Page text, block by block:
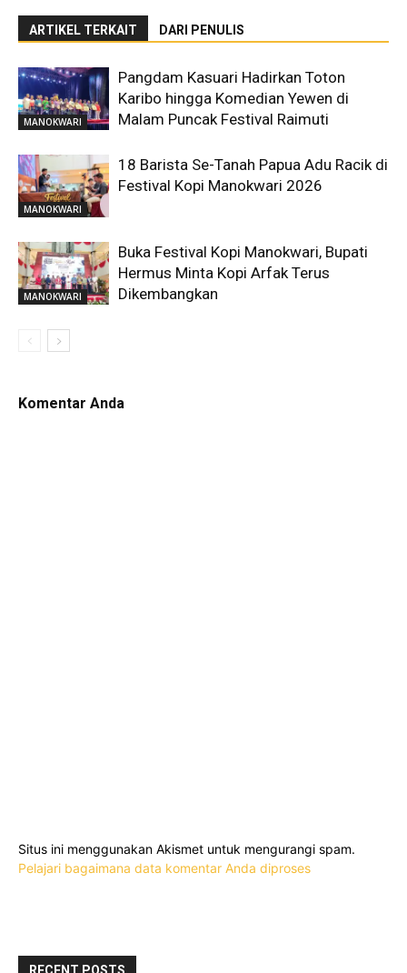
ARTIKEL TERKAIT DARI PENULIS
MANOKWARI
Pangdam Kasuari Hadirkan Toton
Karibo hingga Komedian Yewen di
Malam Puncak Festival Raimuti
MANOKWARI
18 Barista Se-Tanah Papua Adu Racik di
Festival Kopi Manokwari 2026
MANOKWARI
Buka Festival Kopi Manokwari, Bupati
Hermus Minta Kopi Arfak Terus
Dikembangkan
Komentar Anda
Situs ini menggunakan Akismet untuk mengurangi spam.
Pelajari bagaimana data komentar Anda diproses